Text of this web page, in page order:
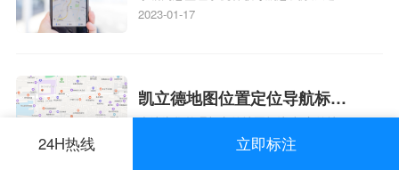
人位置、如何在地图，谷歌地图添加公司位
2023-01-17
凯立德地图位置定位导航标
注？凯立德地图位置定位,导航,
小编为您整理凯立德地图标注,凯立德地图
标注怎么做啊、凯立德地图标注,凯立德地
24H热线 立即标注